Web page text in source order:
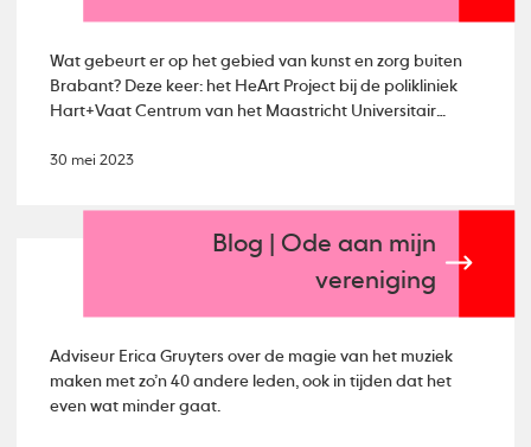
Wat gebeurt er op het gebied van kunst en zorg buiten
Brabant? Deze keer: het HeArt Project bij de polikliniek
Hart+Vaat Centrum van het Maastricht Universitair
30 mei 2023
Blog | Ode aan mijn
vereniging
Adviseur Erica Gruyters over de magie van het muziek
maken met zo’n 40 andere leden, ook in tijden dat het
even wat minder gaat.